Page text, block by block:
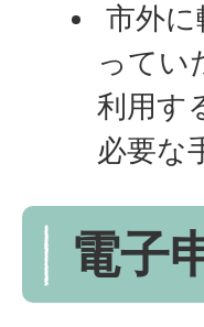
市外
ってい
利用す
必要な
電子